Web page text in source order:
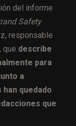
del informe
Safety
responsable
que describe
para
a
quedado
que